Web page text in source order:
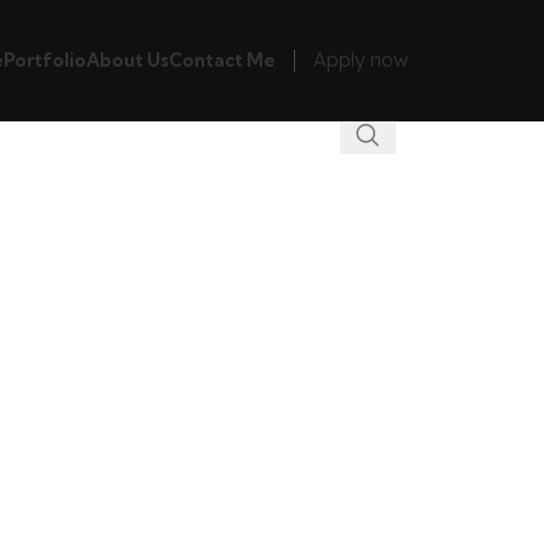
PortfolioAbout UsContact Me Apply now